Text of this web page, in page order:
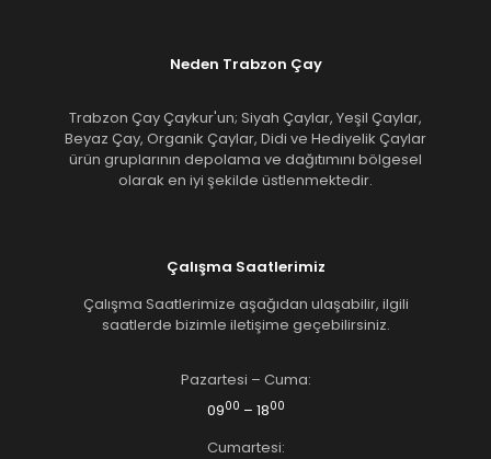
Neden Trabzon Çay
Trabzon Çay Çaykur'un; Siyah Çaylar, Yeşil Çaylar,
Beyaz Çay, Organik Çaylar, Didi ve Hediyelik Çaylar
ürün gruplarının depolama ve dağıtımını bölgesel
olarak en iyi şekilde üstlenmektedir.
Çalışma Saatlerimiz
Çalışma Saatlerimize aşağıdan ulaşabilir, ilgili
saatlerde bizimle iletişime geçebilirsiniz.
Pazartesi – Cuma:
0900 – 1800
Cumartesi: